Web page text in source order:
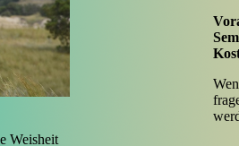
Weisheit